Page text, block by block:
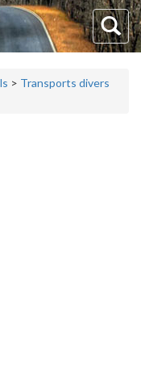
> Transports divers